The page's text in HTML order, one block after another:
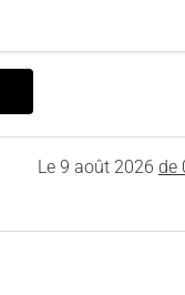
Le 9 août 2026 de